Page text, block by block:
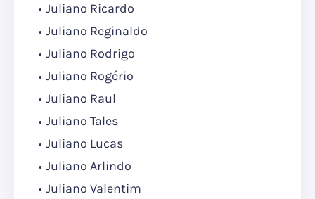
Juliano Ricardo
Juliano Reginaldo
Juliano Rodrigo
Juliano Rogério
Juliano Raul
Juliano Tales
Juliano Lucas
Juliano Arlindo
Juliano Valentim